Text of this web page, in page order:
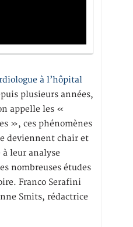
à l’hôpital
plusieurs années,
appelle les «
», ces phénomènes
deviennent chair et
à leur analyse
nombreuses études
Franco Serafini
Smits, rédactrice